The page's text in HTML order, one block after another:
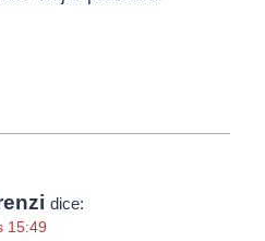
dice:
15:49